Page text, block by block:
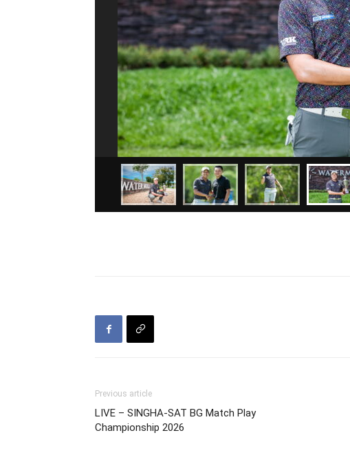
Previous article
LIVE – SINGHA-SAT BG Match Play
Championship 2026